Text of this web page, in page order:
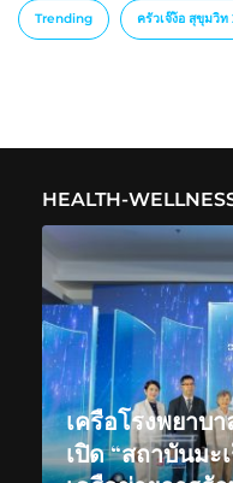
Trending ครัวเจ๊ง้อ สุขุมวิท
HEALTH-
เครือโรงพยาบ
เปิด “สถาบันมะ